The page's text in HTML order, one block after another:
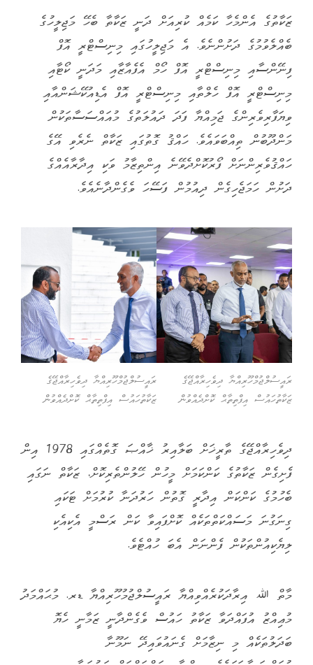
ޒަކާތުގެ އެންމެހާ ކަމެއް ކުރިއަށް ދަނީ ޒަކާތާ ބެހޭ މަޖިލީހުގެ
ބެއްލެވުމުގެ ދަށުންނެވެ. އެ މަޖިލީހުގައި މިނިސްޓްރީ އޮފް
ފިނޭންސާއި މިނިސްޓްރީ އޮފް ހޯމް އެފެއާޒާއި މަދަނީ ކޯޓާއި
މިނިސްޓްރީ އޮފް ހެލްތާއި މިނިސްޓްރީ އޮފް އެޑިއުކޭޝަންއާއި
ވިޔަފާރިވެރިންގެ ޖަމިއްޔާ ފަދަ ދައުލަތުގެ މުއައްސަސާތަކުން
މަންދޫބުން ތިއްބަވައެވެ. ހައްޤު ގޮތުގައި ޒަކާތް ނެރެވި އޭގެ
ހައްޤުވެރިންނަށް ފޯރުކޮށްދެވޭނެ އިންތިޒާމު ވަކި އިދާރާއެއްގެ
ދަށުން ހަމަޖެހިގެން ދިއުމުން ފަސޭހަ ވެގެންދާނެއެވެ.
ރައީސުލްޖުމްހޫރިއްޔާ ދިވެހިރާއްޖޭގެ
ޒަކާތުހައުސް އިފްތިތާޙް ކޮށްދެއްވުން
ރައީސުލްޖުމްހޫރިއްޔާ ދިވެހިރާއްޖޭގެ
ޒަކާތުހައުސް އިފްތިތާޙް ކޮށްދެއްވުން
ދިވެހިރާއްޖޭގެ ތާރީޚަށް ބަލާއިރު ޚާއްޞަ ގޮތެއްގައި 1978 އިން
ފެށިގެން ޒަކާތުގެ ކަންކަމަށް މީހުން ހޭލުންތެރިކޮށް، ޒަކާތް ނަގައި
ބެހުމުގެ ކަންކަން އިދާރީ ގޮތުން ހަރުދަނާ ކުރުމަށް ޓަކައި
ގިނަގުނަ މަސައްކަތްތަކެއް ކޮށްފައިވާ ކަން ރަސްމީ އެކިއެކި
ލިޔެކިއުންތަކުން ފެންނަން އެބަ ހުއްޓެވެ.
މާތް ﷲ އިރާދަކުރެއްވިއްޔާ ރައީސުލްޖުމުހޫރިއްޔާ ޑރ. މުޙައްމަދު
މުޢިއްޒު އުފައްދަވާ ޒަކާތު ހައުސް ވެގެންދާނީ ޒަމާނީ ހެޔޮ
ބަދަލުތަކެއް މި ނިޒާމަށް ގެނައުވައިދޭ ނަމޫނާ